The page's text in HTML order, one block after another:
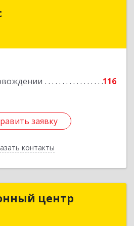
116
заявку
контакты
заявку
Назад
центрцентр